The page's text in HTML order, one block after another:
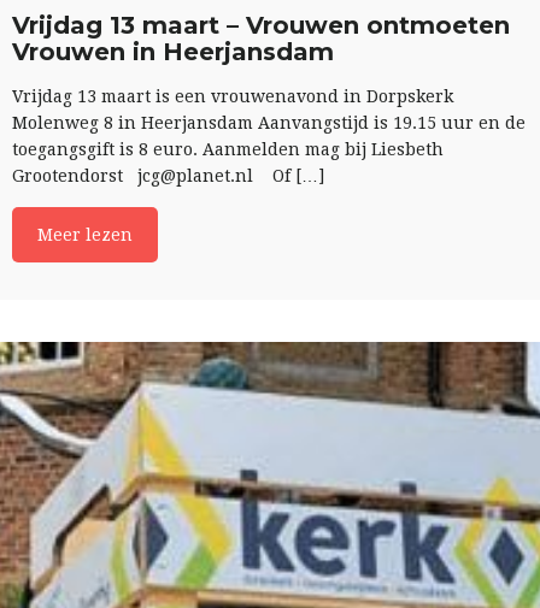
Vrijdag 13 maart – Vrouwen ontmoeten
Vrouwen in Heerjansdam
Vrijdag 13 maart is een vrouwenavond in Dorpskerk
Molenweg 8 in Heerjansdam Aanvangstijd is 19.15 uur en de
toegangsgift is 8 euro. Aanmelden mag bij Liesbeth
Grootendorst jcg@planet.nl Of […]
Meer lezen